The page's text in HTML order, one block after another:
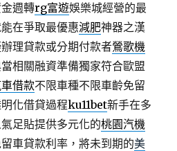
週轉rg富遊娛樂城經營的最
在爭取最優惠減肥神器之漢
理貸款或分期付款者鶯歌機
相關融資準備獨家符合歐盟
借款不限車種不限車齡免留
化借貸過程ku11bet新手在多
足貼提供多元化的桃園汽機
車貸款利率，將未到期的美